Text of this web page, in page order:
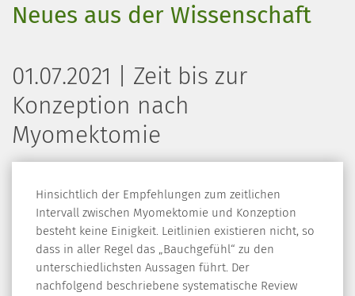
Neues aus der Wissenschaft
01.07.2021 | Zeit bis zur
Konzeption nach
Myomektomie
Hinsichtlich der Empfehlungen zum zeitlichen
Intervall zwischen Myomektomie und Konzeption
besteht keine Einigkeit. Leitlinien existieren nicht, so
dass in aller Regel das „Bauchgefühl“ zu den
unterschiedlichsten Aussagen führt. Der
nachfolgend beschriebene systematische Review